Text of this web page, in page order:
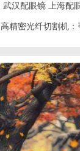
武汉配眼镜 上海配
高精密光纤切割机：